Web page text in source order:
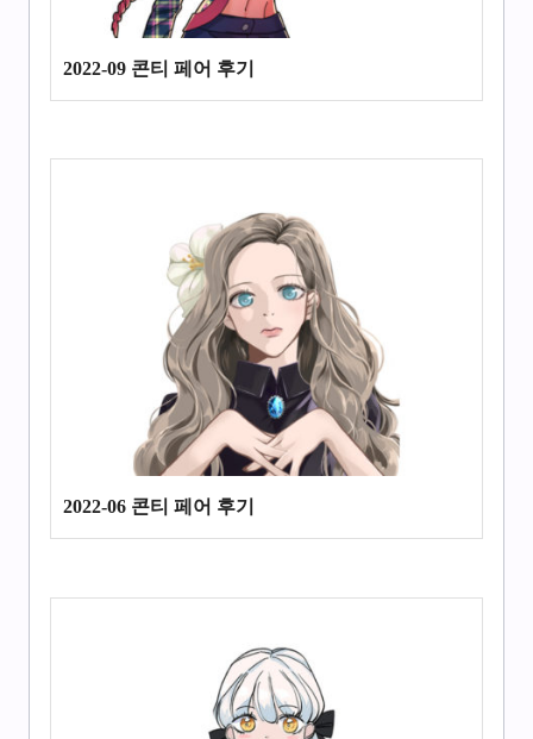
2022-09 콘티 페어 후기
2022-06 콘티 페어 후기